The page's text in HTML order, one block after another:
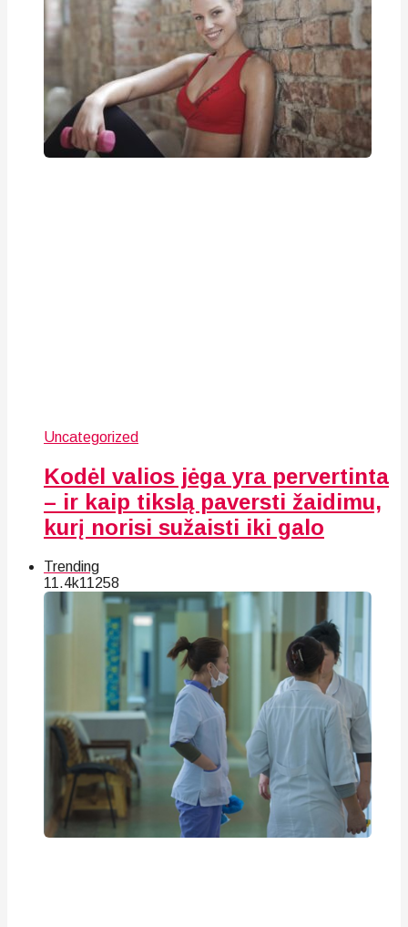
Uncategorized
Kodėl valios jėga yra pervertinta
– ir kaip tikslą paversti žaidimu,
kurį norisi sužaisti iki galo
Trending
11.4k11258